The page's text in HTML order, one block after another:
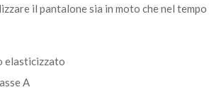
il pantalone sia in moto che nel tempo
elasticizzato
A